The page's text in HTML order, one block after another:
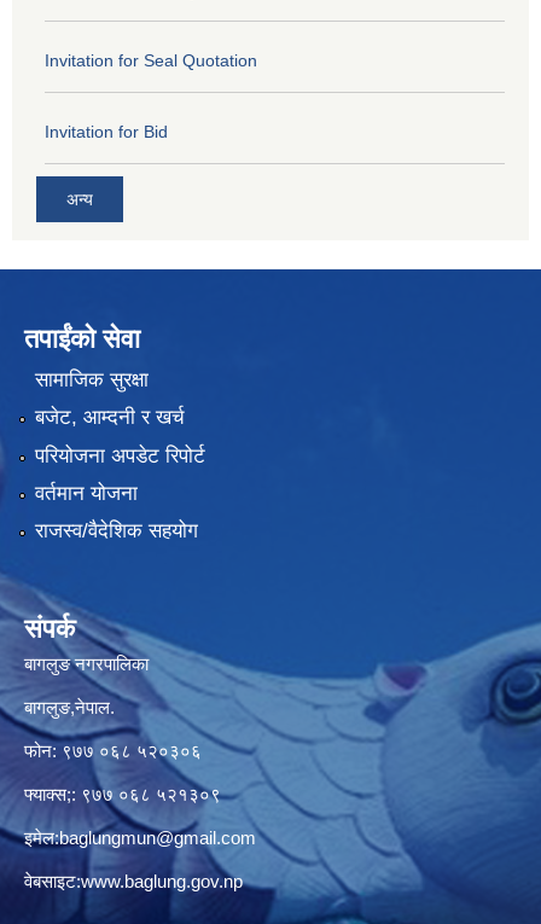
Invitation for Seal Quotation
Invitation for Bid
अन्य
तपाईंको सेवा
सामाजिक सुरक्षा
बजेट, आम्दनी र खर्च
परियोजना अपडेट रिपोर्ट
वर्तमान योजना
राजस्व/वैदेशिक सहयोग
संपर्क
बागलुङ नगरपालिका
बागलुङ,नेपाल.
फोन: ९७७ ०६८ ५२०३०६
फ्याक्स;: ९७७ ०६८ ५२१३०९
इमेल:baglungmun@gmail.com
वेबसाइट:www.baglung.gov.np